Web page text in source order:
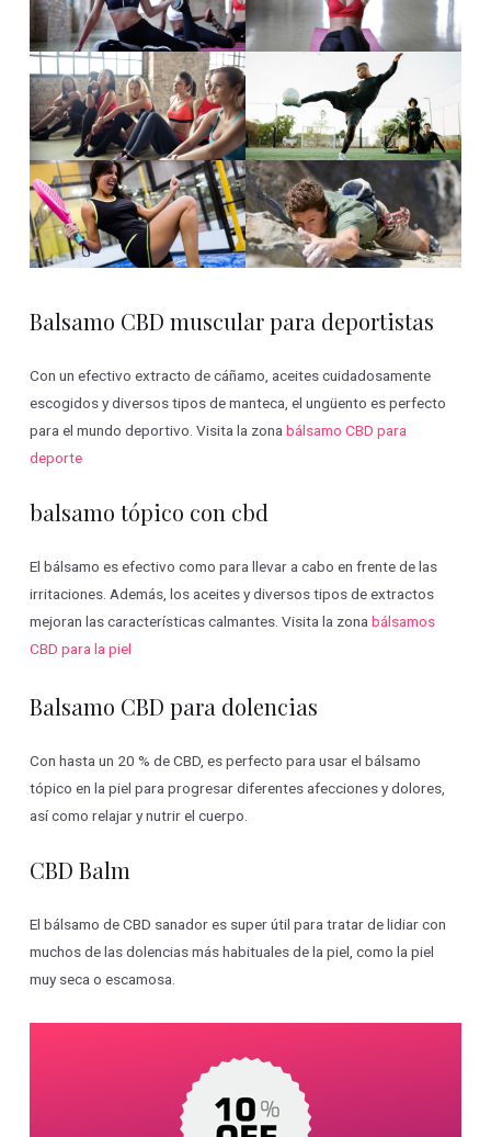
Balsamo CBD muscular para deportistas
Con un efectivo extracto de cáñamo, aceites cuidadosamente
escogidos y diversos tipos de manteca, el ungüento es perfecto
para el mundo deportivo. Visita la zonabálsamo CBD para
deporte
balsamo tópico con cbd
El bálsamo es efectivo como para llevar a cabo en frente de las
irritaciones. Además, los aceites y diversos tipos de extractos
mejoran las características calmantes. Visita la zonabálsamos
CBD para la piel
Balsamo CBD para dolencias
Con hasta un 20 % de CBD, es perfecto para usar el bálsamo
tópico en la piel para progresar diferentes afecciones y dolores,
así como relajar y nutrir el cuerpo.
CBD Balm
El bálsamo de CBD sanador es super útil para tratar de lidiar con
muchos de las dolencias más habituales de la piel, como la piel
muy seca o escamosa.